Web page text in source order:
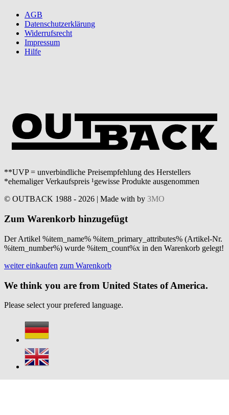
AGB
Datenschutzerklärung
Widerrufsrecht
Impressum
Hilfe
**UVP = unverbindliche Preisempfehlung des Herstellers
*ehemaliger Verkaufspreis ¹gewisse Produkte ausgenommen
© OUTBACK 1988 - 2026 | Made with by 3MO
Zum Warenkorb hinzugefügt
Der Artikel %item_name% %item_primary_attributes% (Artikel-Nr.
%item_number%) wurde %item_count%x in den Warenkorb gelegt!
weiter einkaufen zum Warenkorb
We think you are from United States of America.
Please select your prefered language.